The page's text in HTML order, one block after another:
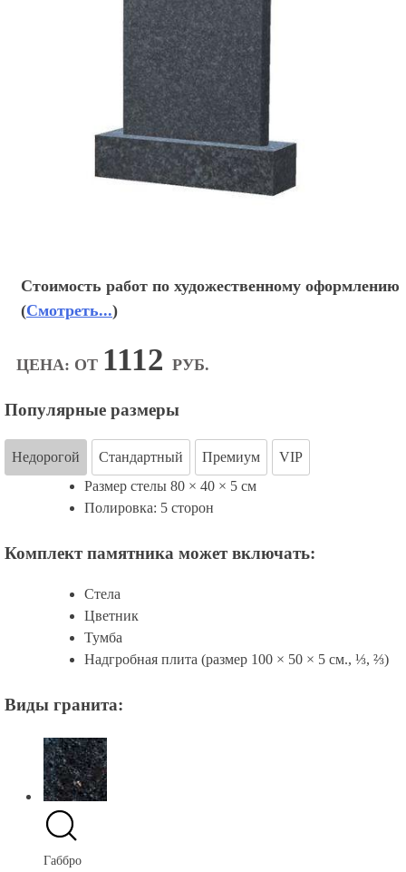
Стоимость работ по художественному оформлению
(Смотреть...)
ЦЕНА: ОТ 1112РУБ.
Популярные размеры
Недорогой Стандартный Премиум
VIP
Размер стелы 80 × 40 × 5 см
Полировка: 5 сторон
Комплект памятника может включать:
Стела
Цветник
Тумба
Надгробная плита (размер 100 × 50 × 5 см., ⅓, ⅔)
Виды гранита:
Габбро